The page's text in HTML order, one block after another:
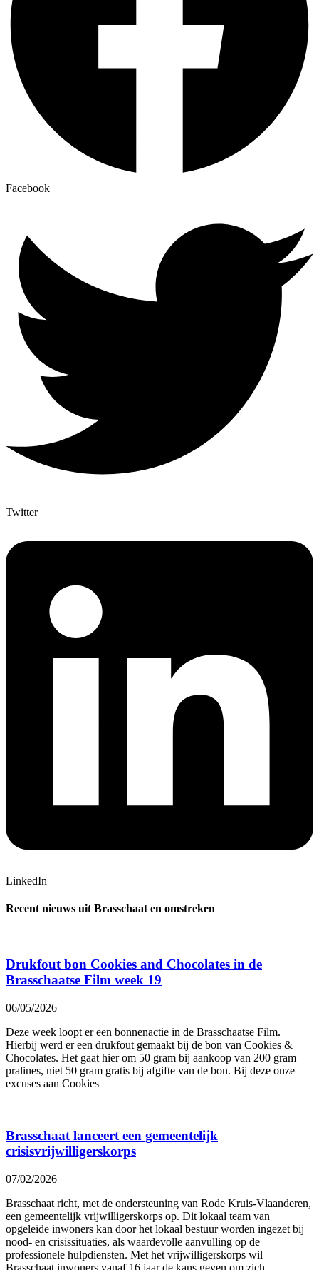
Facebook
Twitter
LinkedIn
Recent nieuws uit Brasschaat en omstreken
Drukfout bon Cookies and Chocolates in de
Brasschaatse Film week 19
06/05/2026
Deze week loopt er een bonnenactie in de Brasschaatse Film.
Hierbij werd er een drukfout gemaakt bij de bon van Cookies &
Chocolates. Het gaat hier om 50 gram bij aankoop van 200 gram
pralines, niet 50 gram gratis bij afgifte van de bon. Bij deze onze
excuses aan Cookies
Brasschaat lanceert een gemeentelijk
crisisvrijwilligerskorps
07/02/2026
Brasschaat richt, met de ondersteuning van Rode Kruis-Vlaanderen,
een gemeentelijk vrijwilligerskorps op. Dit lokaal team van
opgeleide inwoners kan door het lokaal bestuur worden ingezet bij
nood- en crisissituaties, als waardevolle aanvulling op de
professionele hulpdiensten. Met het vrijwilligerskorps wil
Brasschaat inwoners vanaf 16 jaar de kans geven om zich